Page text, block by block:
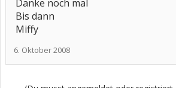
Danke noch mal
Bis dann
Miffy
6. Oktober 2008